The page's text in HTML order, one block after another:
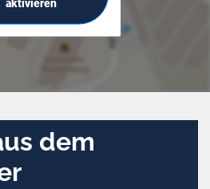
dem